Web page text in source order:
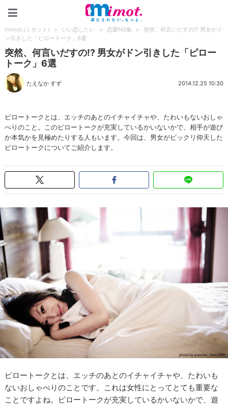
mimot.(ミモット) > いい恋したい > 恋愛NG集 >
突然、何言いだすの!? 男女がド
ン引きした「ピロートーク」6選
突然、何言いだすの!? 男女がドン引きした「ピロー
トーク」6選
たえなか すず 2014.12.25 10:30
ピロートークとは、エッチのあとのイチャイチャや、たわいもないおしゃ
べりのこと。このピロートークが充実しているかいないかで、相手が遊び
か本気かを見極めたりする人もいます。今回は、男女がビックリ仰天した
ピロートークについてご紹介します。
ピロートークとは、エッチのあとのイチャイチャや、たわいも
ないおしゃべりのことです。これは女性にとってとても重要な
ことですよね。ピロートークが充実しているかいないかで、遊